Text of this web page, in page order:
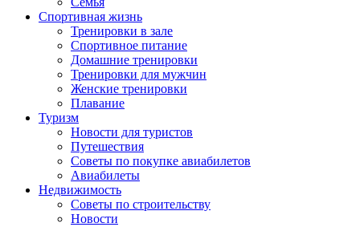
Спортивная жизнь
Тренировки в зале
Спортивное питание
Домашние тренировки
Тренировки для мужчин
Женские тренировки
Плавание
Туризм
Новости для туристов
Путешествия
Советы по покупке авиабилетов
Авиабилеты
Недвижимость
Советы по строительству
Новости